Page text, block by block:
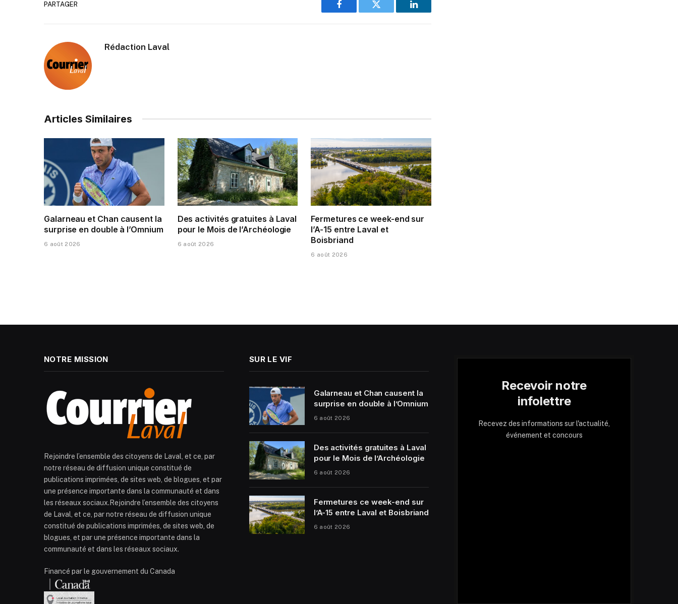
PARTAGER
Facebook Twitter LinkedIn
Rédaction Laval
Articles Similaires
Galarneau et Chan causent la
surprise en double à l’Omnium
6 août 2026
Des activités gratuites à Laval
pour le Mois de l’Archéologie
6 août 2026
Fermetures ce week-end sur
l’A-15 entre Laval et
Boisbriand
6 août 2026
NOTRE MISSION
Rejoindre l’ensemble des citoyens de Laval, et ce, par
notre réseau de diffusion unique constitué de
publications imprimées, de sites web, de blogues, et par
une présence importante dans la communauté et dans
les réseaux sociaux.Rejoindre l’ensemble des citoyens
de Laval, et ce, par notre réseau de diffusion unique
constitué de publications imprimées, de sites web, de
blogues, et par une présence importante dans la
communauté et dans les réseaux sociaux.
Financé par le gouvernement du Canada
SUR LE VIF
Galarneau et Chan causent la
surprise en double à l’Omnium
6 août 2026
Des activités gratuites à Laval
pour le Mois de l’Archéologie
6 août 2026
Fermetures ce week-end sur
l’A-15 entre Laval et Boisbriand
6 août 2026
Recevoir notre
infolettre
Recevez des informations sur l'actualité,
événement et concours